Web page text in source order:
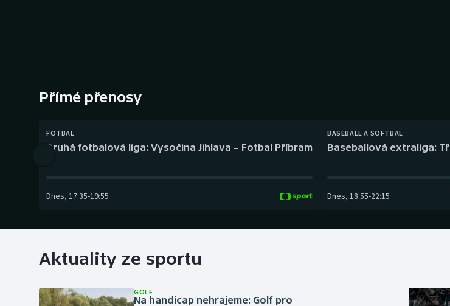
Gymnastika Plážový volejbal
Přímé přenosy
FOTBAL
Druhá fotbalová liga: Vysočina Jihlava – Fotbal Příbram
Dnes, 17:35-19:55
BASEBALL A SOFTBAL
Baseballová extraliga:
Dnes, 18:55-22:15
Aktuality ze sportu
GOLF
Na handicap nehrajeme: Golf pro